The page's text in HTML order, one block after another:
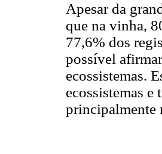
Apesar da
que na vinha,
77,6% dos
possível
ecossistemas.
ecossistemas
principalmente